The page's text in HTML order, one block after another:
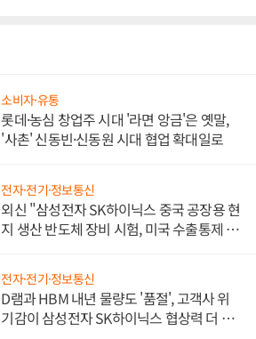
소비자·유통
롯데·농심 창업주 시대 '라면 앙금'은 옛말,
'사촌' 신동빈·신동원 시대 협업 확대일로
전자·전기·정보통신
외신 "삼성전자 SK하이닉스 중국 공장용 현
지 생산 반도체 장비 시험, 미국 수출통제 대
전자·전기·정보통신
D램과 HBM 내년 물량도 '품절', 고객사 위
기감이 삼성전자 SK하이닉스 협상력 더 키